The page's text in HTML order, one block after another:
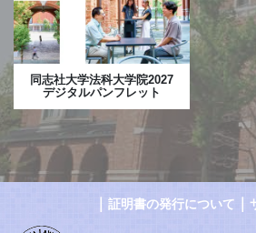
同志社大学法科大学院2027
デジタルパンフレット
証明書の発行について